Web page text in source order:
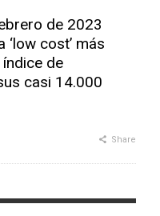
de 2023
cost’ más
de
casi 14.000
Share